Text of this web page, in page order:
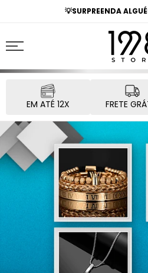
💡SURPREENDA
EM ATÉ 12X FRETE